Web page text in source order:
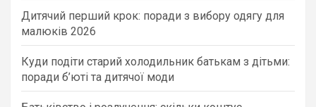
Дитячий перший крок: поради з вибору одягу для
малюків 2026
Куди подіти старий холодильник батькам з дітьми:
поради б’юті та дитячої моди